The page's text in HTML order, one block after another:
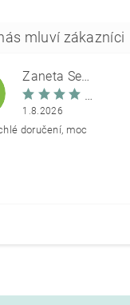
Žaneta Šemberová
1.8.2026
doručení, moc